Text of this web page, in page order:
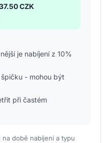
CZK
je nabíjení z 10%
- mohou být
při častém
době nabíjení a typu